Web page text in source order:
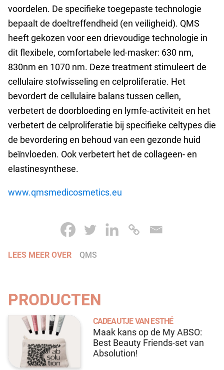
voordelen. De specifieke toegepaste technologie
bepaalt de doeltreffendheid (en veiligheid). QMS
heeft gekozen voor een drievoudige technologie in
dit flexibele, comfortabele led-masker: 630 nm,
830nm en 1070 nm. Deze treatment stimuleert de
cellulaire stofwisseling en celproliferatie. Het
bevordert de cellulaire balans tussen cellen,
verbetert de doorbloeding en lymfe-activiteit en het
verbetert de celproliferatie bij specifieke celtypes die
de bevordering en behoud van een gezonde huid
beïnvloeden. Ook verbetert het de collageen- en
elastinesynthese.
www.qmsmedicosmetics.eu
LEES MEER OVER QMS
PRODUCTEN
CADEAUTJE VAN ESTHÉ
Maak kans op de My ABSO:
Best Beauty Friends-set van
Absolution!